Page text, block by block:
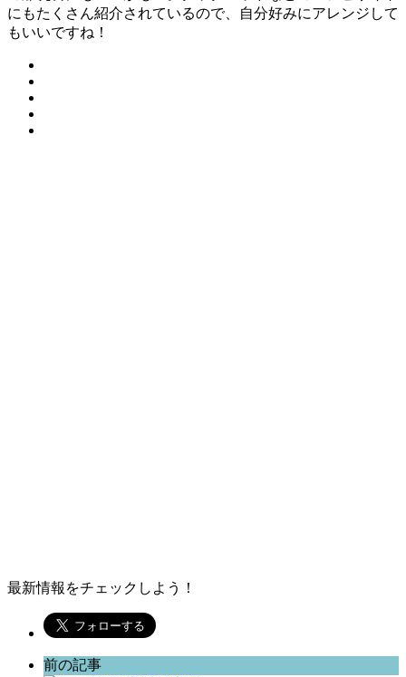
にもたくさん紹介されているので、自分好みにアレンジして
もいいですね！
最新情報をチェックしよう！
前の記事